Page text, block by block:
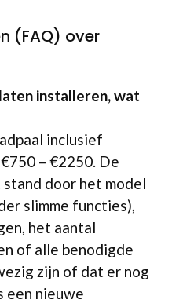
(FAQ) over
installeren, wat
inclusief
– €2250. De
door het model
slimme functies),
het aantal
of alle benodigde
zijn of dat er nog
een nieuwe